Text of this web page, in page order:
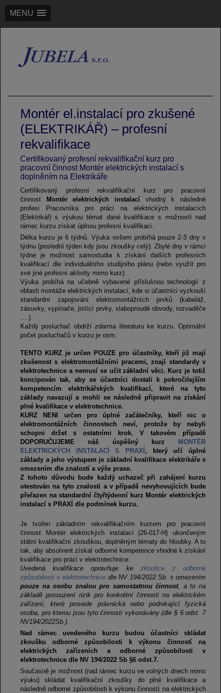
MENU
Montér el.instalací pro zkušené
(ELEKTRIKÁŘ) – profesní
rekvalifikace
Certifikovaný profesní rekvalifikační kurz pro
pracovní činnost Montér elektrických instalací s
doplněním na Elektrikáře
Certifikovaný profesní rekvalifikační kurz pro pracovní
činnost
Montér elektrických instalací vhodný k následné
profesi Pracovníka pro práci na elektrických instalacích
(Elektrikář) s výukou témat dané kvalifikace s možností nad
rámec kurzu získat úplnou profesní kvalifikaci.
Délka kurzu je 6 týdnů. Výuka ovšem probíhá pouze 2-3 dny v
týdnu (poslední týden kdy jsou zkoušky celý). Zbylé dny v rámci
týdne je možnost samostudia k získání dalších profesních
kvalifikací dle individuálního studijního plánu (nebo využít pro
své jiné profesní aktivity mimo kurz).
Výuka probíhá na učebně vybavené příslušnou technologií z
oblasti montáže elektrických instalací, kde si účastníci vyzkouší
standardní zapojování elektromontážních prvků (kabeláž,
zásuvky, vypínače, jistící prvky, slaboproudé obvody, rozvaděče
….).
Každý posluchač obdrží zdarma literaturu ke kurzu. Optimální
počet posluchačů v kurzu je osm.
TENTO KURZ je určen POUZE pro účastníky, kteří již mají
zkušenost s elektromontážními pracemi, znají standardy v
elektrotechnice a nemusí se učit základní věci. Kurz je totiž
koncipován tak, aby se účastníci dostali k pokročilejším
kompetencím elektrikářských kvalifikací, které na tyto
základy navazují a mohli se následně připravit na získání
plné kvalifikace v elektrotechnice.
KURZ NENI určen pro úplné začátečníky, kteří nic o
elektromontážních činnostech neví, protože by nebyli
schopni držet s ostatními krok. V takovém případě
DOPORUČUJEME náš úspěšný kurz
MONTÉR
ELEKTRICKÝCH INSTALACÍ S PRAXÍ , který učí úplné
základy a jeho výstupem je základní kvalifikace elektrikáře s
omezením dle znalostí a výše praxe.
Z tohoto důvodu bude každý uchazeč při zahájení kurzu
otestován na tyto znalosti a v případě nevyhovujících bude
přeřazen na standardní čtyřtýdenní kurz Montér elektrických
instalací s PRAXÍ dle podmínek kurzu.
Je tvořen základním rekvalifikačním kurzem pro pracovní
činnost Montér elektrických instalací (26-017-H) ukončeným
státní kvalifikační zkouškou, doplněným tématy do hloubky. A to
tak, aby absolvent získal odborné kompetence vhodné k získání
kvalifikace pro práci v elektrotechnice.
Uvedená kvalifikace opravňuje ke zkoušce z odborné
způsobilosti v elektrotechnice dle NV 194/2022 Sb. s omezením
pouze na osobu znalou pro samostatnou činnost, a to na
základě posouzení rizik pro konkrétní činnosti na elektrickém
zařízení, které provede právnická nebo podnikající fyzická
osoba, pro kterou jsou tyto činnosti vykonávány (dle § 6 odst. 7
NV194/2022Sb.).
Nad rámec uvedeného kurzu budou účastníci skládat
zkoušku odborné způsobilosti k výkonu činností na
elektrických zařízeních a odborné způsobilosti v
elektrotechnice dle NV 194/2022 Sb §6 odst.7.
Současně je možnost (nad rámec kurzu ve volných dnech mimo
výuku) skládat kvalifikační zkoušky do plné kvalifikace a
následně odborné způsobilosti k výkonu činností na elektrických